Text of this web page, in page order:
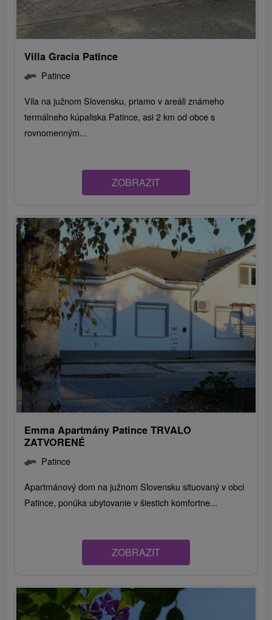
Villa Gracia Patince
Patince
Vila na južnom Slovensku, priamo v areáli známeho
termálneho kúpaliska Patince, asi 2 km od obce s
rovnomenným...
ZOBRAZIT
Emma Apartmány Patince TRVALO
ZATVORENÉ
Patince
Apartmánový dom na južnom Slovensku situovaný v obci
Patince, ponúka ubytovanie v šiestich komfortne...
ZOBRAZIT